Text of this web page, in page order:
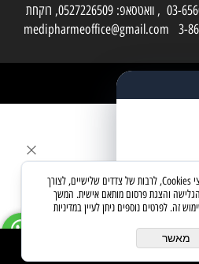
הוסף לסל
לייעוץ עם רוקח נא לחייג למס' 03-6560428 , וואטסאפ: 0527226509, רוקחת
לידיעתך, באתרנו נעשה שימוש בקבצי Cookies, לרבות של צדדים שלישיים, לצורך
והצגת פרסום מותאם אישית. המשך
זה. לפרטים נוספים ניתן לעיין במדיניות
מאשר